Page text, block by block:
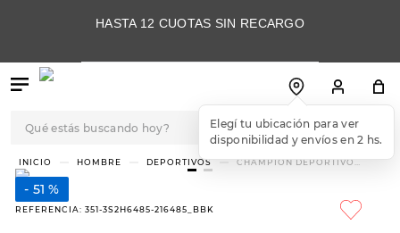
HASTA 12 CUOTAS SIN RECARGO
Elegí tu ubicación para ver
disponibilidad y envíos en 2 hs.
HOMBRE DEPORTIVOS
CHAMPION DEPORTIVO
51 %
REFERENCIA: 351-3S2H6485-216485_BBK
TÉRMINOS MÁS
BUSCADOS
1